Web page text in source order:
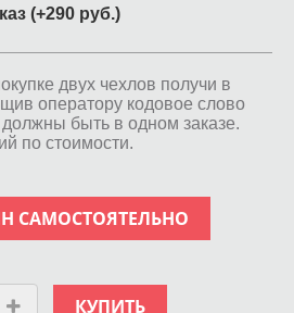
(+290 руб.)
двух чехлов получи в
оператору кодовое слово
быть в одном заказе.
по стоимости.
САМОСТОЯТЕЛЬНО
КУПИТЬ